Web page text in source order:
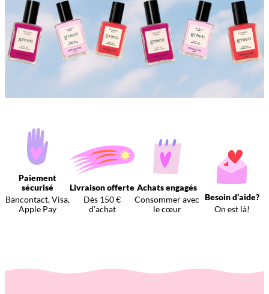
Paiement
sécurisé
Bancontact, Visa,
Apple Pay
Livraison offerte
Dès 150 €
d’achat
Achats engagés
Consommer avec
le cœur
Besoin d’aide?
On est là!